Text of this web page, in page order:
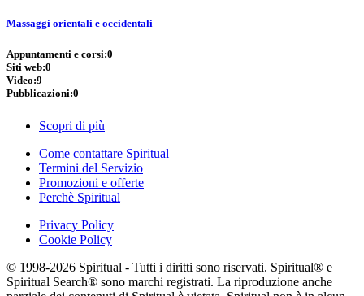
Massaggi orientali e occidentali
Appuntamenti e corsi:0
Siti web:0
Video:9
Pubblicazioni:0
Scopri di più
Come contattare Spiritual
Termini del Servizio
Promozioni e offerte
Perchè Spiritual
Privacy Policy
Cookie Policy
© 1998-2026 Spiritual - Tutti i diritti sono riservati. Spiritual® e
Spiritual Search® sono marchi registrati. La riproduzione anche